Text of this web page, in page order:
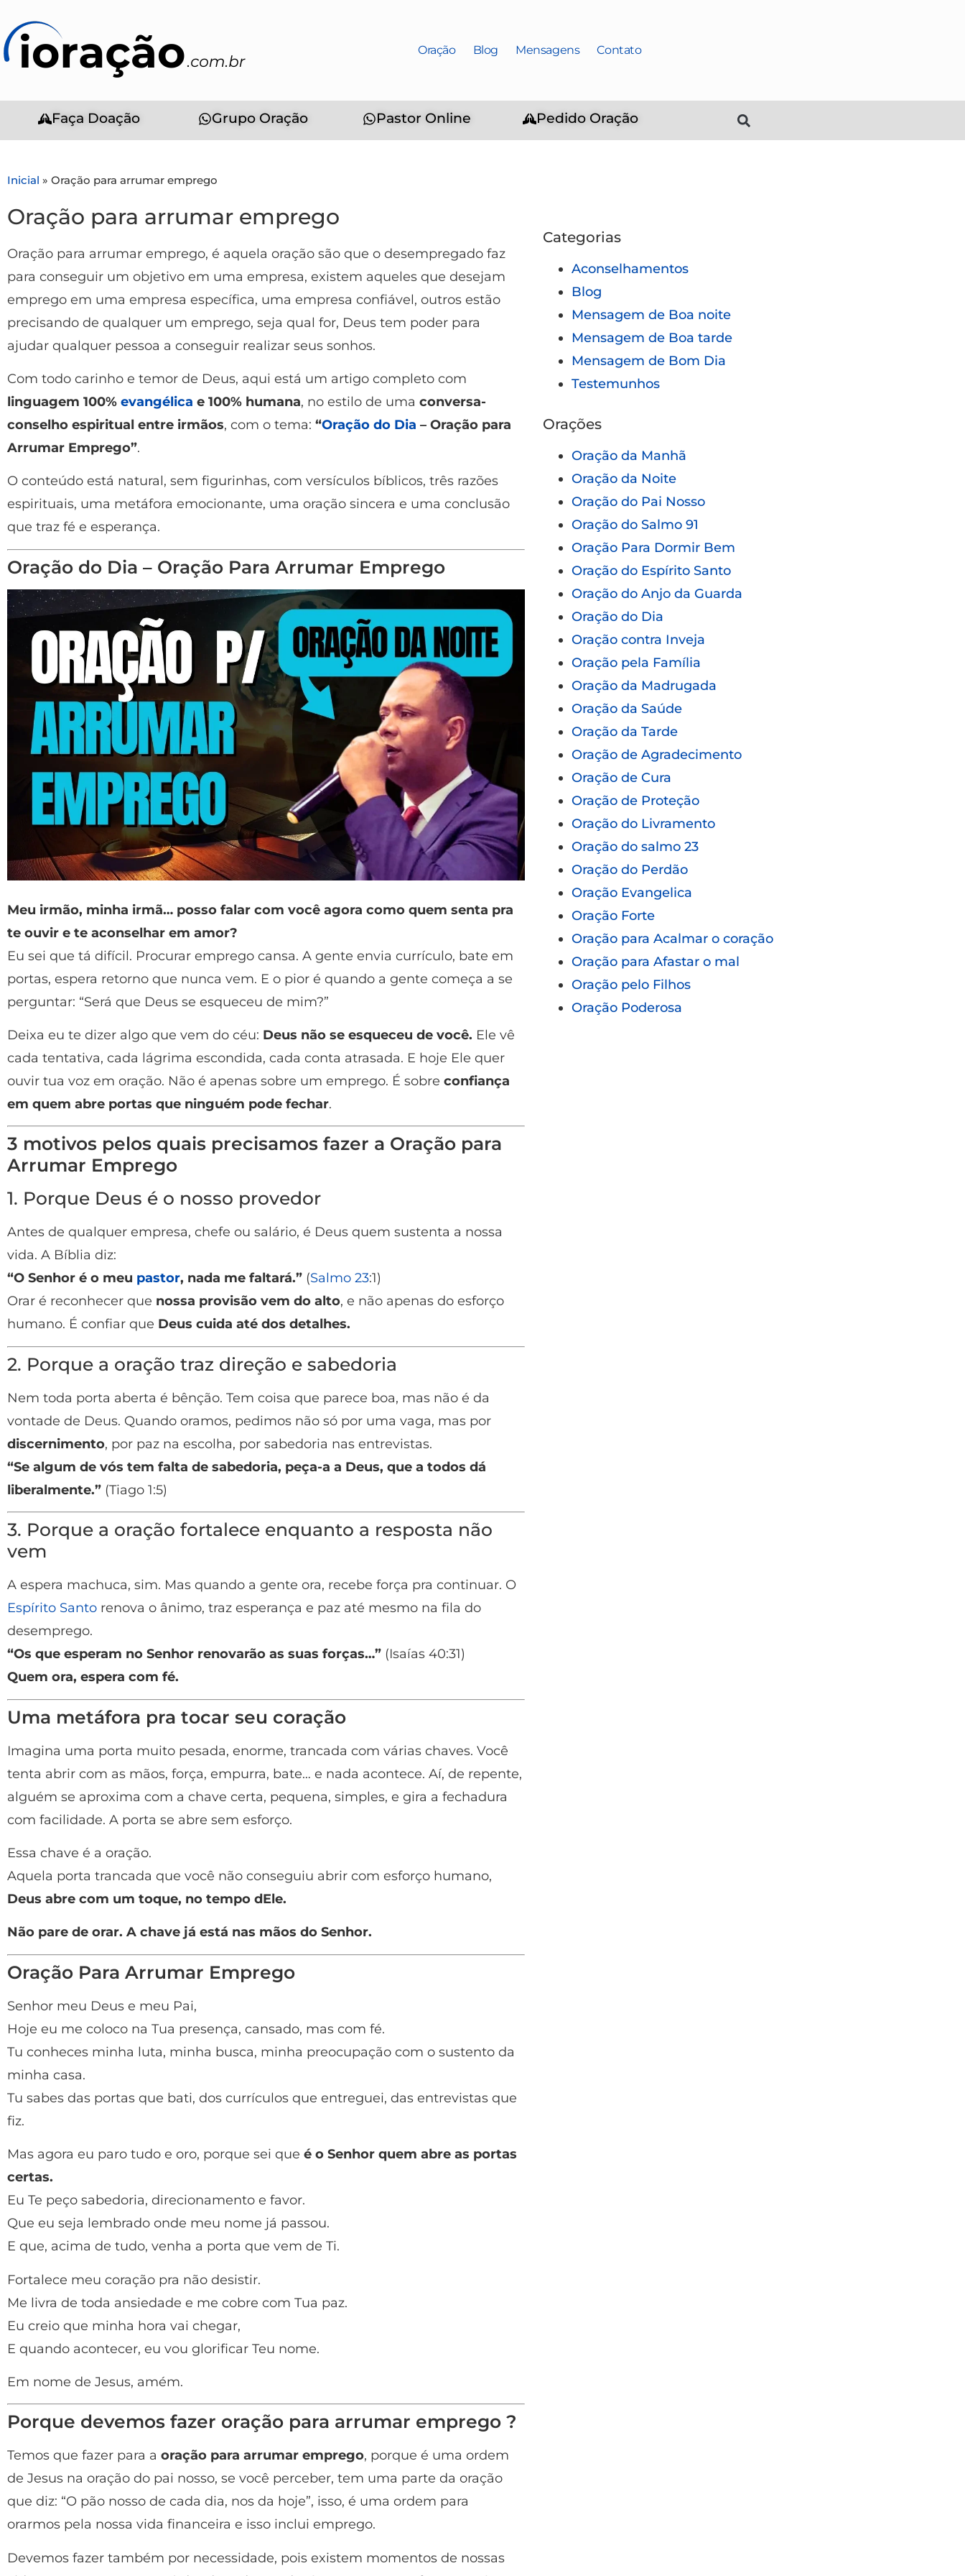
Oração Blog Mensagens Contato
Faça Doação Grupo Oração Pastor Online Pedido Oração
Inicial » Oração para arrumar emprego
Oração para arrumar emprego
Oração para arrumar emprego, é aquela oração são que o desempregado faz
para conseguir um objetivo em uma empresa, existem aqueles que desejam
emprego em uma empresa específica, uma empresa confiável, outros estão
precisando de qualquer um emprego, seja qual for, Deus tem poder para
ajudar qualquer pessoa a conseguir realizar seus sonhos.
Com todo carinho e temor de Deus, aqui está um artigo completo com
linguagem 100% evangélica e 100% humana, no estilo de uma conversa-
conselho espiritual entre irmãos, com o tema: “Oração do Dia – Oração para
Arrumar Emprego”.
O conteúdo está natural, sem figurinhas, com versículos bíblicos, três razões
espirituais, uma metáfora emocionante, uma oração sincera e uma conclusão
que traz fé e esperança.
Oração do Dia – Oração Para Arrumar Emprego
Meu irmão, minha irmã… posso falar com você agora como quem senta pra
te ouvir e te aconselhar em amor?
Eu sei que tá difícil. Procurar emprego cansa. A gente envia currículo, bate em
portas, espera retorno que nunca vem. E o pior é quando a gente começa a se
perguntar: “Será que Deus se esqueceu de mim?”
Deixa eu te dizer algo que vem do céu: Deus não se esqueceu de você. Ele vê
cada tentativa, cada lágrima escondida, cada conta atrasada. E hoje Ele quer
ouvir tua voz em oração. Não é apenas sobre um emprego. É sobre confiança
em quem abre portas que ninguém pode fechar.
3 motivos pelos quais precisamos fazer a Oração para
Arrumar Emprego
1. Porque Deus é o nosso provedor
Antes de qualquer empresa, chefe ou salário, é Deus quem sustenta a nossa
vida. A Bíblia diz:
“O Senhor é o meu pastor, nada me faltará.” (Salmo 23:1)
Orar é reconhecer que nossa provisão vem do alto, e não apenas do esforço
humano. É confiar que Deus cuida até dos detalhes.
2. Porque a oração traz direção e sabedoria
Nem toda porta aberta é bênção. Tem coisa que parece boa, mas não é da
vontade de Deus. Quando oramos, pedimos não só por uma vaga, mas por
discernimento, por paz na escolha, por sabedoria nas entrevistas.
“Se algum de vós tem falta de sabedoria, peça-a a Deus, que a todos dá
liberalmente.” (Tiago 1:5)
3. Porque a oração fortalece enquanto a resposta não
vem
A espera machuca, sim. Mas quando a gente ora, recebe força pra continuar. O
Espírito Santo renova o ânimo, traz esperança e paz até mesmo na fila do
desemprego.
“Os que esperam no Senhor renovarão as suas forças…” (Isaías 40:31)
Quem ora, espera com fé.
Uma metáfora pra tocar seu coração
Imagina uma porta muito pesada, enorme, trancada com várias chaves. Você
tenta abrir com as mãos, força, empurra, bate… e nada acontece. Aí, de repente,
alguém se aproxima com a chave certa, pequena, simples, e gira a fechadura
com facilidade. A porta se abre sem esforço.
Essa chave é a oração.
Aquela porta trancada que você não conseguiu abrir com esforço humano,
Deus abre com um toque, no tempo dEle.
Não pare de orar. A chave já está nas mãos do Senhor.
Oração Para Arrumar Emprego
Senhor meu Deus e meu Pai,
Hoje eu me coloco na Tua presença, cansado, mas com fé.
Tu conheces minha luta, minha busca, minha preocupação com o sustento da
minha casa.
Tu sabes das portas que bati, dos currículos que entreguei, das entrevistas que
fiz.
Mas agora eu paro tudo e oro, porque sei que é o Senhor quem abre as portas
certas.
Eu Te peço sabedoria, direcionamento e favor.
Que eu seja lembrado onde meu nome já passou.
E que, acima de tudo, venha a porta que vem de Ti.
Fortalece meu coração pra não desistir.
Me livra de toda ansiedade e me cobre com Tua paz.
Eu creio que minha hora vai chegar,
E quando acontecer, eu vou glorificar Teu nome.
Em nome de Jesus, amém.
Porque devemos fazer oração para arrumar emprego ?
Temos que fazer para a oração para arrumar emprego, porque é uma ordem
de Jesus na oração do pai nosso, se você perceber, tem uma parte da oração
que diz: “O pão nosso de cada dia, nos da hoje”, isso, é uma ordem para
orarmos pela nossa vida financeira e isso inclui emprego.
Devemos fazer também por necessidade, pois existem momentos de nossas
Categorias
Aconselhamentos
Blog
Mensagem de Boa noite
Mensagem de Boa tarde
Mensagem de Bom Dia
Testemunhos
Orações
Oração da Manhã
Oração da Noite
Oração do Pai Nosso
Oração do Salmo 91
Oração Para Dormir Bem
Oração do Espírito Santo
Oração do Anjo da Guarda
Oração do Dia
Oração contra Inveja
Oração pela Família
Oração da Madrugada
Oração da Saúde
Oração da Tarde
Oração de Agradecimento
Oração de Cura
Oração de Proteção
Oração do Livramento
Oração do salmo 23
Oração do Perdão
Oração Evangelica
Oração Forte
Oração para Acalmar o coração
Oração para Afastar o mal
Oração pelo Filhos
Oração Poderosa